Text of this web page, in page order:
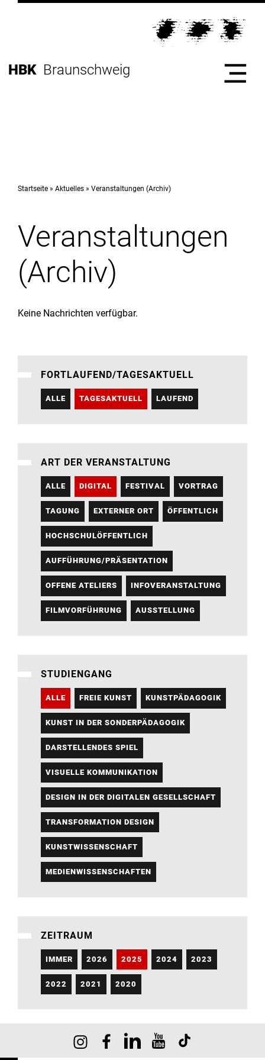
Inhalt
zur
Direkt
HBK Braunschweig
Hochschule
Studium
Institute
Forschung
Aktuelles
Startseite Aktuelles Veranstaltungen (Archiv)
Veranstaltungen
(Archiv)
Keine Nachrichten verfügbar.
FORTLAUFEND/TAGESAKTUELL
ALLE TAGESAKTUELL LAUFEND
ART DER VERANSTALTUNG
ALLE DIGITAL FESTIVAL VORTRAG
TAGUNG EXTERNER ORT ÖFFENTLICH
HOCHSCHULÖFFENTLICH
AUFFÜHRUNG/PRÄSENTATION
OFFENE ATELIERS INFOVERANSTALTUNG
FILMVORFÜHRUNG AUSSTELLUNG
STUDIENGANG
ALLE FREIE KUNST KUNSTPÄDAGOGIK
KUNST IN DER SONDERPÄDAGOGIK
DARSTELLENDES SPIEL
VISUELLE KOMMUNIKATION
DESIGN IN DER DIGITALEN GESELLSCHAFT
TRANSFORMATION DESIGN
KUNSTWISSENSCHAFT
MEDIENWISSENSCHAFTEN
ZEITRAUM
IMMER 2026 2025 2024 2023
2022 2021 2020